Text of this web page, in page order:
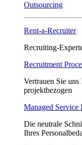
Outsourcing
Rent-a-Recruiter
Recruiting-
Recruitment
Vertrauen Sie
projektbezogen
Managed Service
Die neutrale
Ihres